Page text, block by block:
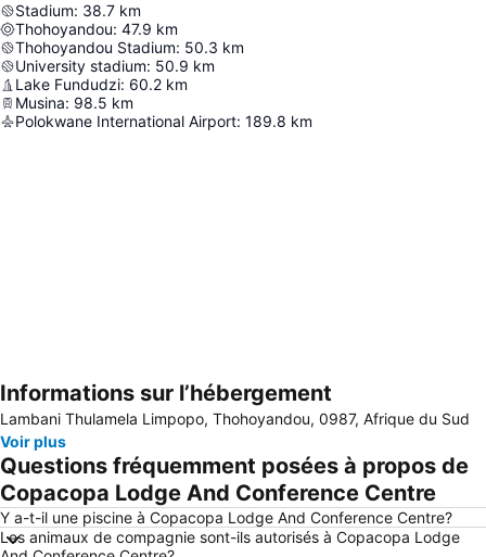
Stadium: 38.7 km
Thohoyandou: 47.9 km
Thohoyandou Stadium: 50.3 km
University stadium: 50.9 km
Lake Fundudzi: 60.2 km
Musina: 98.5 km
Polokwane International Airport: 189.8 km
Agrandir la carte
Informations sur l’hébergement
Lambani Thulamela Limpopo, Thohoyandou, 0987, Afrique du Sud
Voir plus
Questions fréquemment posées à propos de
Copacopa Lodge And Conference Centre
Y a-t-il une piscine à Copacopa Lodge And Conference Centre?
Les animaux de compagnie sont-ils autorisés à Copacopa Lodge